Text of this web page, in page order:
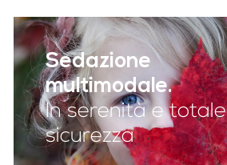
Sedazione
multimodale.
In serenità e totale
sicurezza